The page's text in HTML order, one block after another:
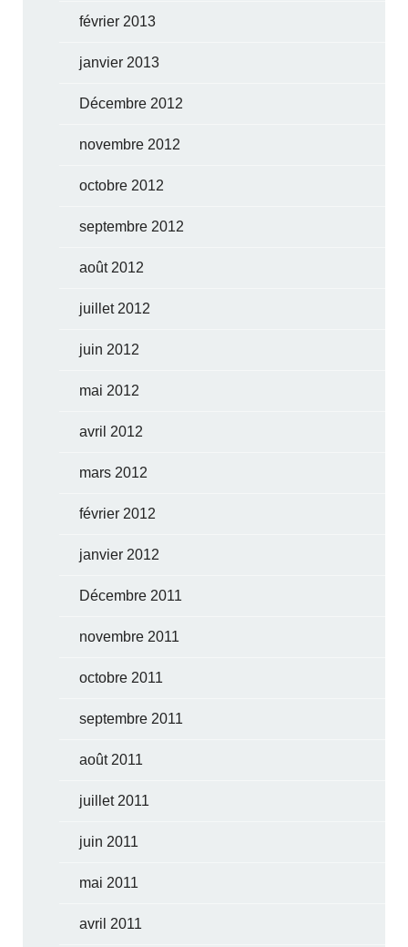
février 2013
janvier 2013
Décembre 2012
novembre 2012
octobre 2012
septembre 2012
août 2012
juillet 2012
juin 2012
mai 2012
avril 2012
mars 2012
février 2012
janvier 2012
Décembre 2011
novembre 2011
octobre 2011
septembre 2011
août 2011
juillet 2011
juin 2011
mai 2011
avril 2011